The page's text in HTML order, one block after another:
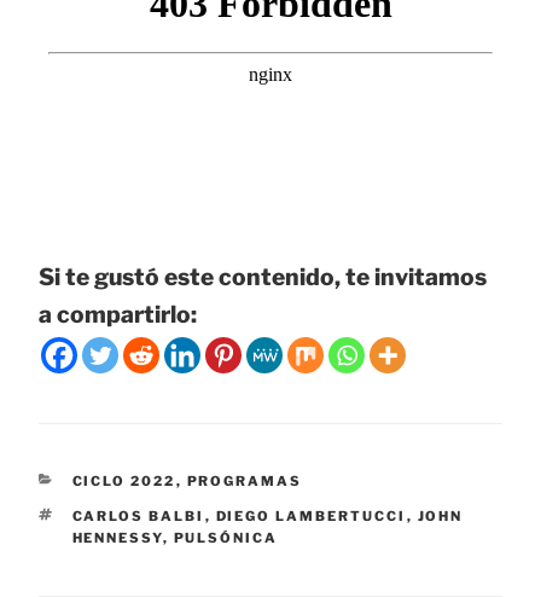
Si te gustó este contenido, te invitamos
a compartirlo:
CATEGORÍAS
CICLO 2022 , PROGRAMAS
ETIQUETAS
CARLOS BALBI , DIEGO LAMBERTUCCI , JOHN
HENNESSY, PULSÓNICA